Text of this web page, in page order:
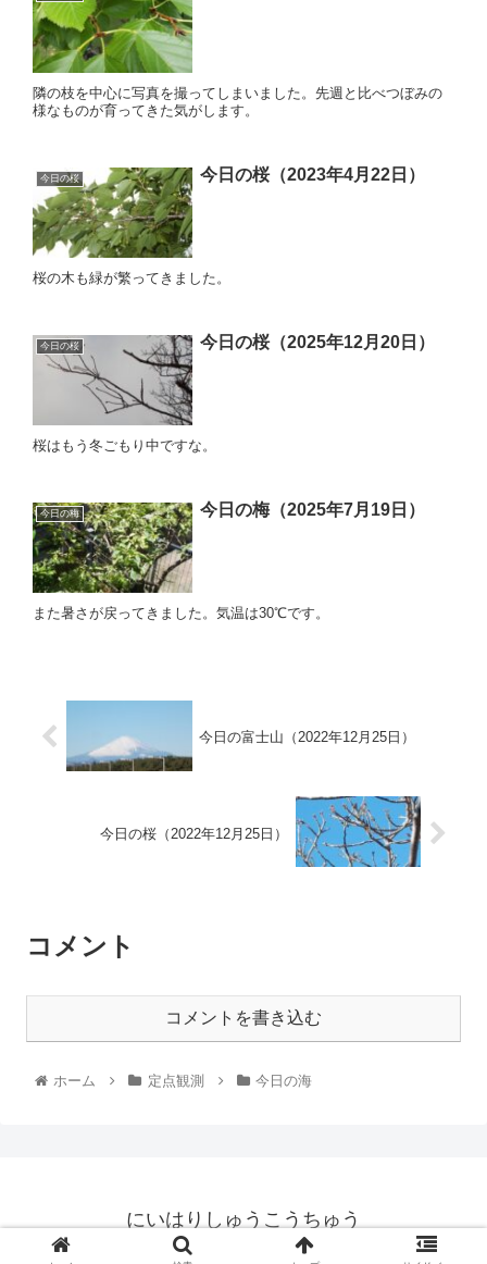
隣の枝を中心に写真を撮ってしまいました。先週と比べつぼみの
様なものが育ってきた気がします。
今日の桜 今日の桜（2023年4月22日）
桜の木も緑が繁ってきました。
今日の桜 今日の桜（2025年12月20日）
桜はもう冬ごもり中ですな。
今日の梅 今日の梅（2025年7月19日）
また暑さが戻ってきました。気温は30℃です。
今日の富士山（2022年12月25日）
今日の桜（2022年12月25日）
コメント
コメントを書き込む
ホーム 定点観測 今日の海
にいはりしゅうこうちゅう
© 2021 にいはりしゅうこうちゅう.